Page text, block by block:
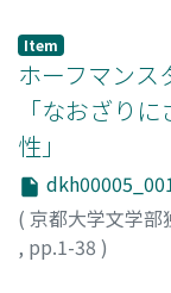
Item
ホーフマンス
「なおざり
性」
( 京都大学文学部
, pp.1-38 )